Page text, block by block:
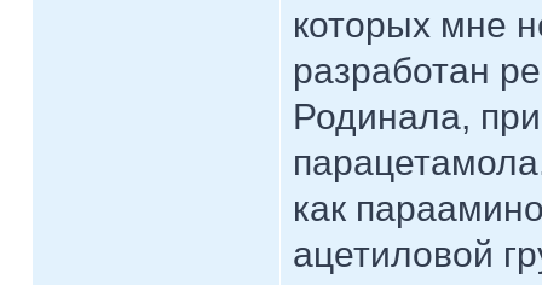
которых мне
разработан
Родинала,
как
ацетиловой